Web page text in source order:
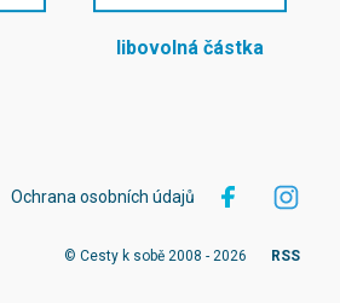
libovolná částka
Ochrana osobních údajů
© Cesty k sobě 2008 - 2026 RSS